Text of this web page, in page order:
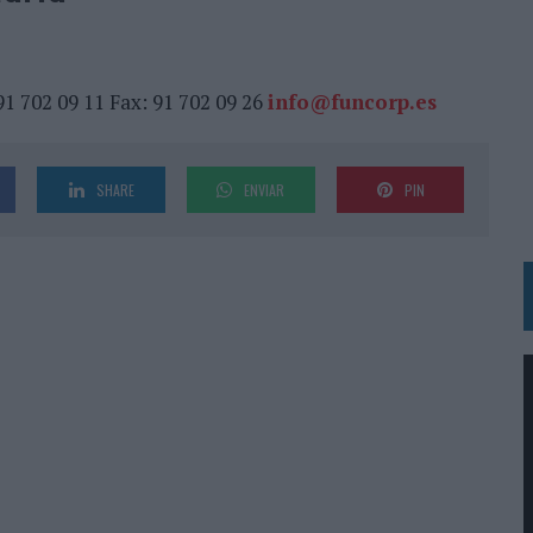
DE INUSUALY PARA CERVEZA CAPAZ
ORANGE
EN SU NUEVA CAMPAÑA GLOBAL DE MARCA
702 09 11 Fax: 91 702 09 26info@funcorp.es
SHARE ENVIAR PIN